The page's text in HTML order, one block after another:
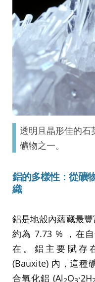
透明且晶形佳的石
礦物之一。
鋁的多樣性：從礦
織
鋁是地殼內蘊藏最
約為 7.73 % ，在
在。鋁主要賦存
(Bauxite) 內，這種
合氧化鋁 (Al O ·2H